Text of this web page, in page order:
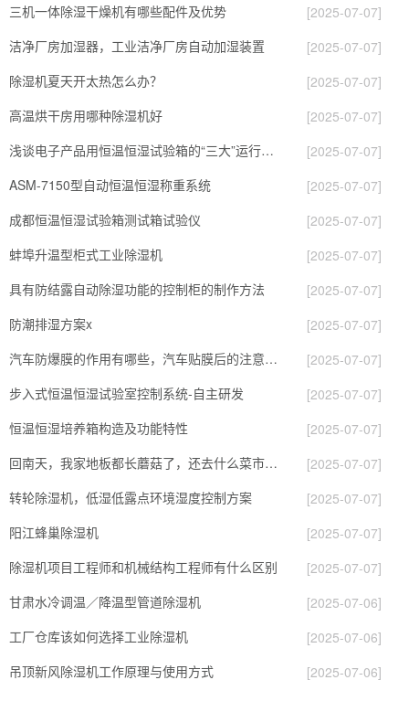
三机一体除湿干燥机有哪些配件及优势
[2025-07-07]
洁净厂房加湿器，工业洁净厂房自动加湿装置
[2025-07-07]
除湿机夏天开太热怎么办？
[2025-07-07]
高温烘干房用哪种除湿机好
[2025-07-07]
浅谈电子产品用恒温恒湿试验箱的“三大”运行系统！
[2025-07-07]
ASM-7150型自动恒温恒湿称重系统
[2025-07-07]
成都恒温恒湿试验箱测试箱试验仪
[2025-07-07]
蚌埠升温型柜式工业除湿机
[2025-07-07]
具有防结露自动除湿功能的控制柜的制作方法
[2025-07-07]
防潮排湿方案x
[2025-07-07]
汽车防爆膜的作用有哪些，汽车贴膜后的注意事项
[2025-07-07]
步入式恒温恒湿试验室控制系统-自主研发
[2025-07-07]
恒温恒湿培养箱构造及功能特性
[2025-07-07]
回南天，我家地板都长蘑菇了，还去什么菜市场呀
[2025-07-07]
转轮除湿机，低湿低露点环境湿度控制方案
[2025-07-07]
阳江蜂巢除湿机
[2025-07-07]
除湿机项目工程师和机械结构工程师有什么区别
[2025-07-07]
甘肃水冷调温／降温型管道除湿机
[2025-07-06]
工厂仓库该如何选择工业除湿机
[2025-07-06]
吊顶新风除湿机工作原理与使用方式
[2025-07-06]